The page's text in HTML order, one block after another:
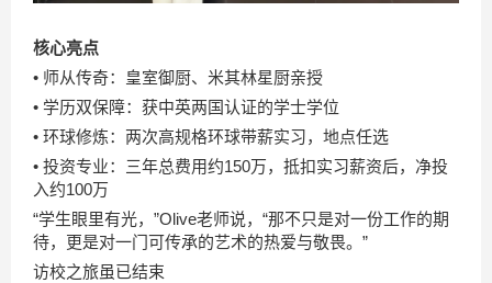
核心亮点
• 师从传奇：皇室御厨、米其林星厨亲授
• 学历双保障：获中英两国认证的学士学位
• 环球修炼：两次高规格环球带薪实习，地点任选
• 投资专业：三年总费用约150万，抵扣实习薪资后，净投
入约100万
“学生眼里有光，”Olive老师说，“那不只是对一份工作的期
待，更是对一门可传承的艺术的热爱与敬畏。”
访校之旅虽已结束